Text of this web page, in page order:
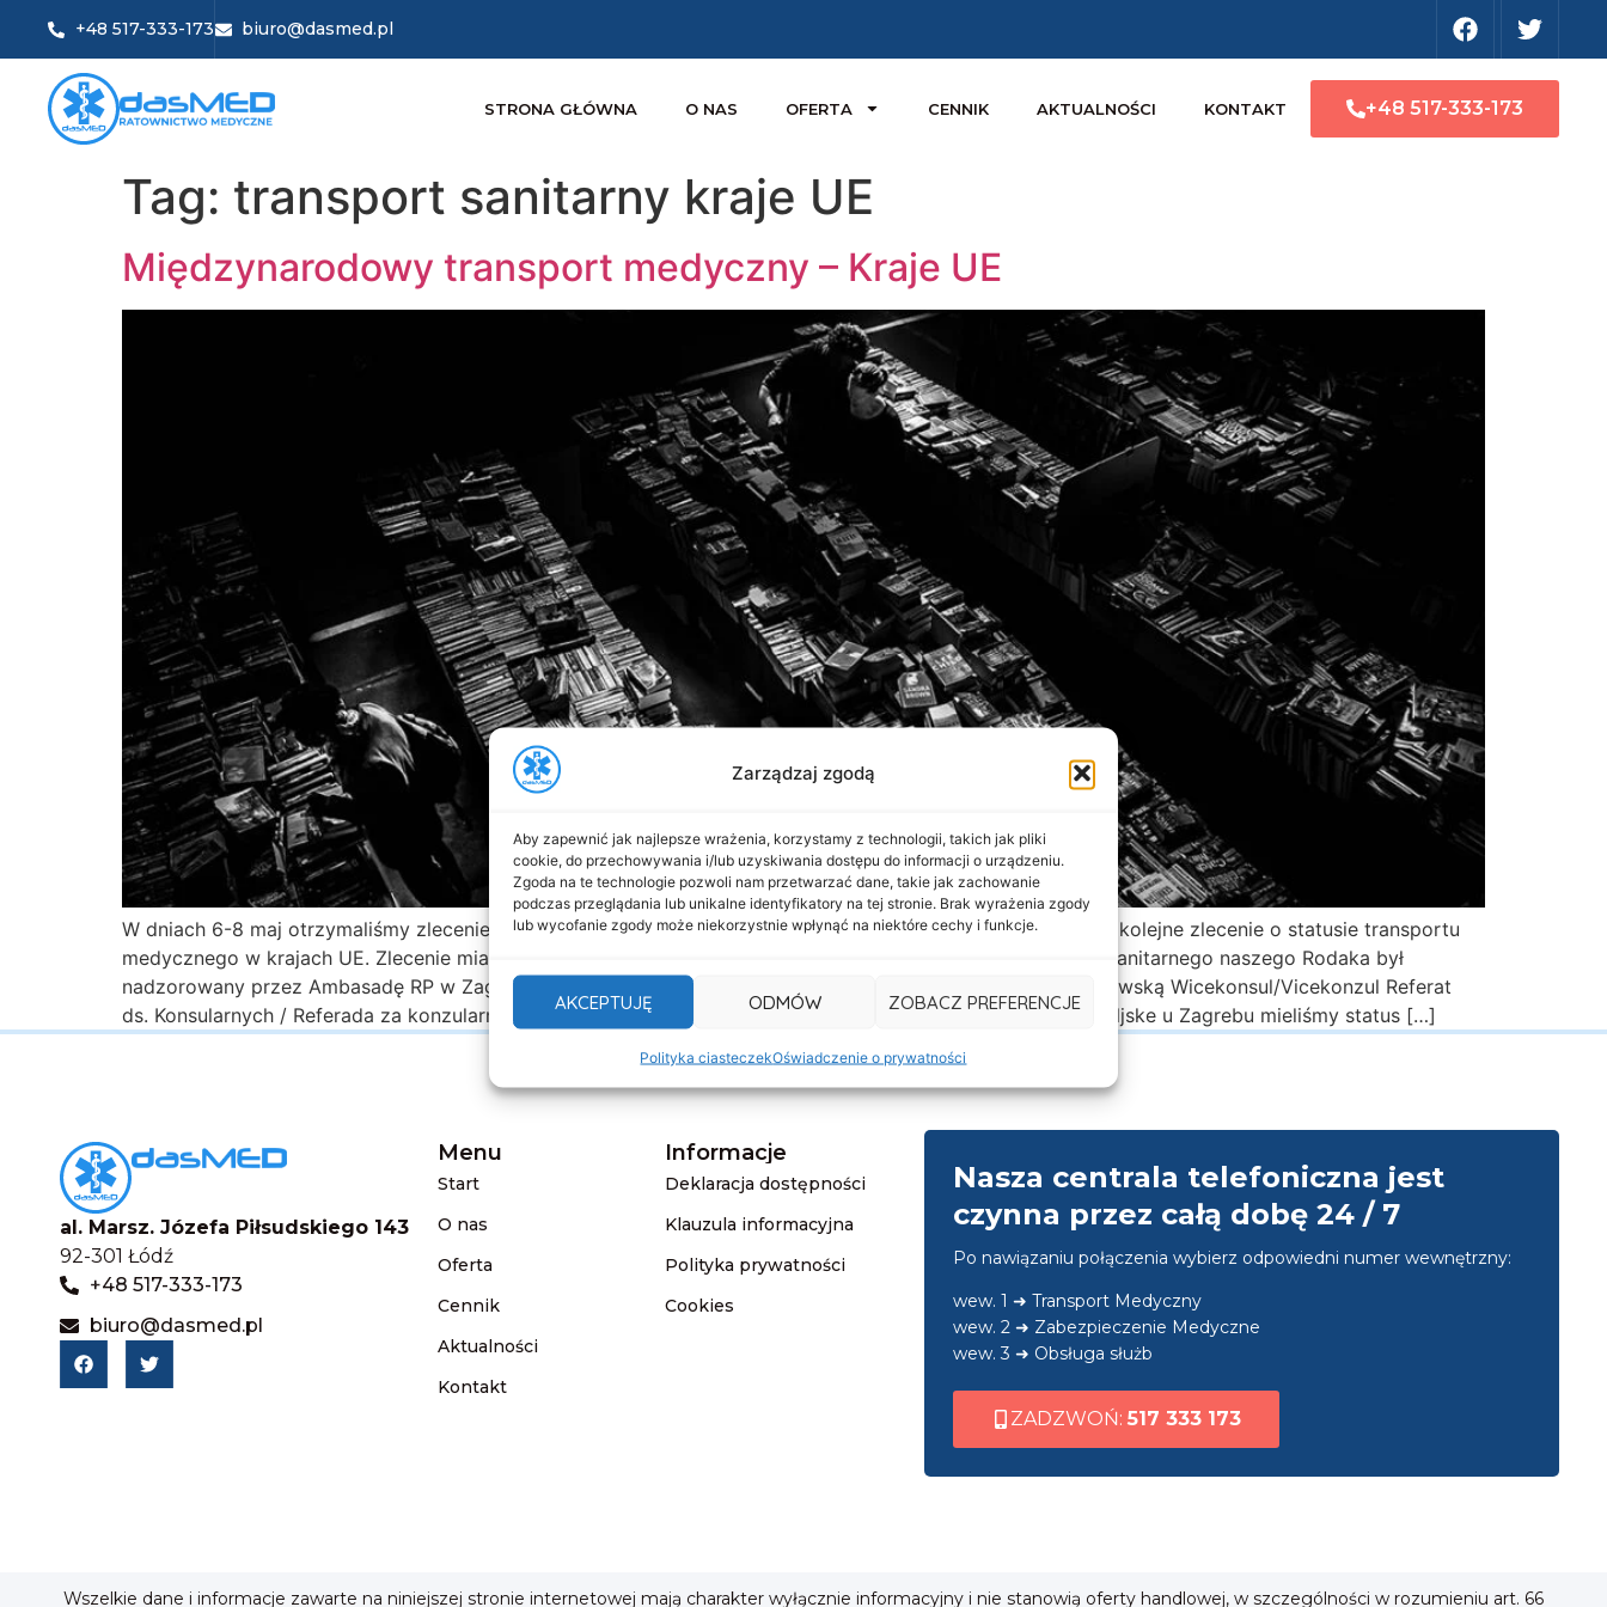
Zarządzaj zgodą
Aby zapewnić jak najlepsze wrażenia, korzystamy z technologii, takich jak pliki
cookie, do przechowywania i/lub uzyskiwania dostępu do informacji o urządzeniu.
Zgoda na te technologie pozwoli nam przetwarzać dane, takie jak zachowanie
podczas przeglądania lub unikalne identyfikatory na tej stronie. Brak wyrażenia zgody
lub wycofanie zgody może niekorzystnie wpłynąć na niektóre cechy i funkcje.
AKCEPTUJĘ ODMÓW ZOBACZ PREFERENCJE
Polityka ciasteczekOświadczenie o prywatności
+48 517-333-173 biuro@dasmed.pl
STRONA GŁÓWNA O NAS OFERTA CENNIK AKTUALNOŚCI KONTAKT +48 517-333-173
Tag: transport sanitarny kraje UE
Międzynarodowy transport medyczny – Kraje UE
W dniach 6-8 maj otrzymaliśmy zlecenie na realizację transportu medycznego międzynarodowego. To nasze kolejne zlecenie o statusie transportu
medycznego w krajach UE. Zlecenie miało charakter dyplomatyczny, to znaczy że cały przebieg transportu sanitarnego naszego Rodaka był
nadzorowany przez Ambasadę RP w Zagrzebiu (Chorwacja). Dzięki świetnej komunikacji z Panią Agatą Kozłowską Wicekonsul/Vicekonzul Referat
ds. Konsularnych / Referada za konzularne poslove Ambasada RP w Zagrzebiu / Veleposlanstvo Republike Poljske u Zagrebu mieliśmy status […]
al. Marsz. Józefa Piłsudskiego 143
92-301 Łódź
+48 517-333-173
biuro@dasmed.pl
Menu
Start
O nas
Oferta
Cennik
Aktualności
Kontakt
Informacje
Deklaracja dostępności
Klauzula informacyjna
Polityka prywatności
Cookies
Nasza centrala telefoniczna jest
czynna przez całą dobę 24 / 7
Po nawiązaniu połączenia wybierz odpowiedni numer wewnętrzny:
wew. 1 ➜ Transport Medyczny
wew. 2 ➜ Zabezpieczenie Medyczne
wew. 3 ➜ Obsługa służb
ZADZWOŃ:517 333 173
Wszelkie dane i informacje zawarte na niniejszej stronie internetowej mają charakter wyłącznie informacyjny i nie stanowią oferty handlowej, w szczególności w rozumieniu art. 66